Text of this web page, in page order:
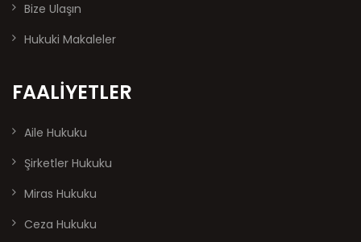
Bize Ulaşın
Hukuki Makaleler
FAALIYETLER
Aile Hukuku
Şirketler Hukuku
Miras Hukuku
Ceza Hukuku